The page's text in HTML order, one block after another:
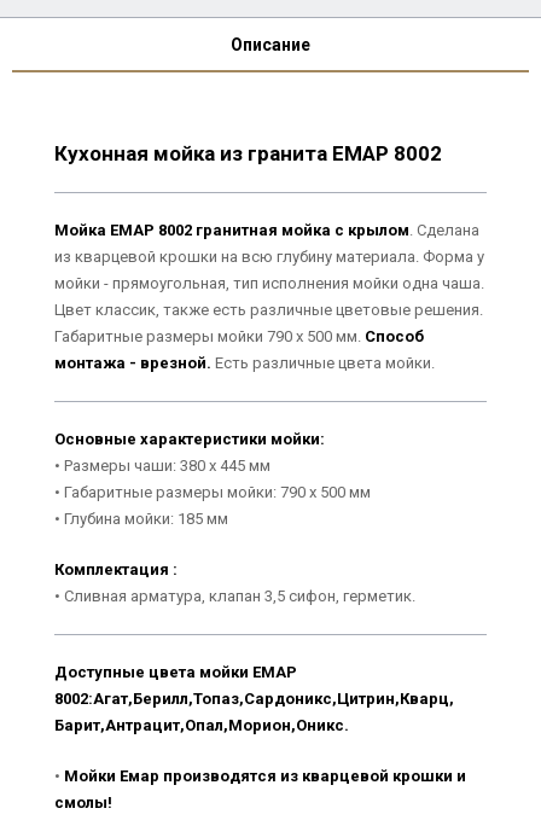
Описание
Кухонная мойка из гранита ЕМАР 8002
Мойка ЕМАР 8002 гранитная мойка с крылом. Сделана
из кварцевой крошки на всю глубину материала. Форма у
мойки - прямоугольная, тип исполнения мойки одна чаша.
Цвет классик, также есть различные цветовые решения.
Габаритные размеры мойки 790 x 500 мм. Способ
монтажа - врезной. Есть различные цвета мойки.
Основные характеристики мойки:
• Размеры чаши: 380 x 445 мм
• Габаритные размеры мойки: 790 x 500 мм
• Глубина мойки: 185 мм
Комплектация :
• Сливная арматура, клапан 3,5 сифон, герметик.
Доступные цвета мойки ЕМАР
8002:Агат,Берилл,Топаз,Сардоникс,Цитрин,Кварц,
Барит,Антрацит,Опал,Морион,Оникс.
• Мойки Емар производятся из кварцевой крошки и
смолы!